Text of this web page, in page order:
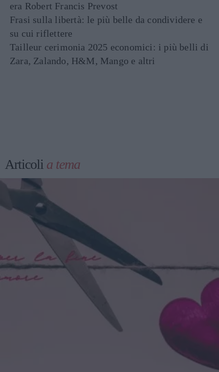
era Robert Francis Prevost
Frasi sulla libertà: le più belle da condividere e
su cui riflettere
Tailleur cerimonia 2025 economici: i più belli di
Zara, Zalando, H&M, Mango e altri
Articoli a tema